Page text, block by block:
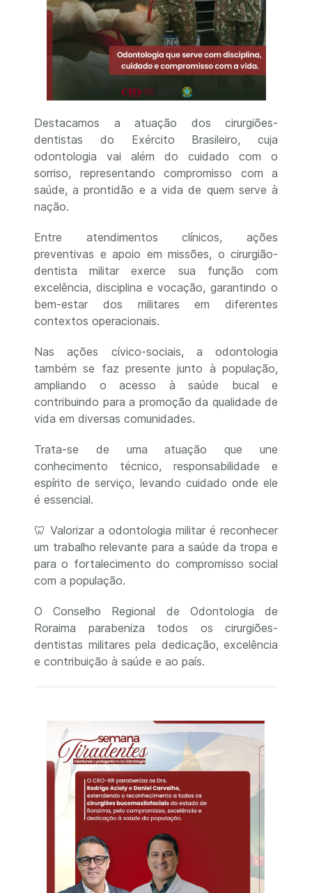
Destacamos a atuação dos cirurgiões-
dentistas do Exército Brasileiro, cuja
odontologia vai além do cuidado com o
sorriso, representando compromisso com a
saúde, a prontidão e a vida de quem serve à
nação.
Entre atendimentos clínicos, ações
preventivas e apoio em missões, o cirurgião-
dentista militar exerce sua função com
excelência, disciplina e vocação, garantindo o
bem-estar dos militares em diferentes
contextos operacionais.
Nas ações cívico-sociais, a odontologia
também se faz presente junto à população,
ampliando o acesso à saúde bucal e
contribuindo para a promoção da qualidade de
vida em diversas comunidades.
Trata-se de uma atuação que une
conhecimento técnico, responsabilidade e
espírito de serviço, levando cuidado onde ele
é essencial.
🦷 Valorizar a odontologia militar é reconhecer
um trabalho relevante para a saúde da tropa e
para o fortalecimento do compromisso social
com a população.
O Conselho Regional de Odontologia de
Roraima parabeniza todos os cirurgiões-
dentistas militares pela dedicação, excelência
e contribuição à saúde e ao país.